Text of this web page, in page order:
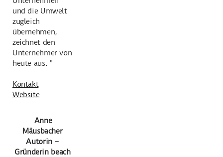
und die Umwelt
zugleich
übernehmen,
zeichnet den
Unternehmer von
heute aus. "
Kontakt
Website
Anne
Mäusbacher
Autorin –
Gründerin beach